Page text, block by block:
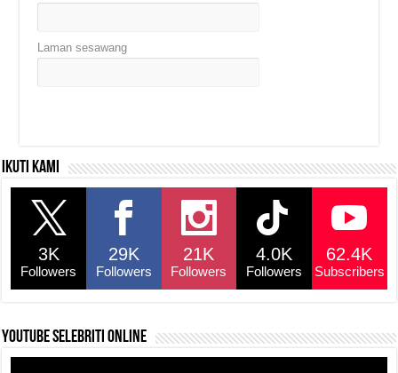
Laman sesawang
Ikuti kami
3K
Followers
29K
Followers
21K
Followers
4.0K
Followers
62.4K
Subscribers
YouTube selebriti online